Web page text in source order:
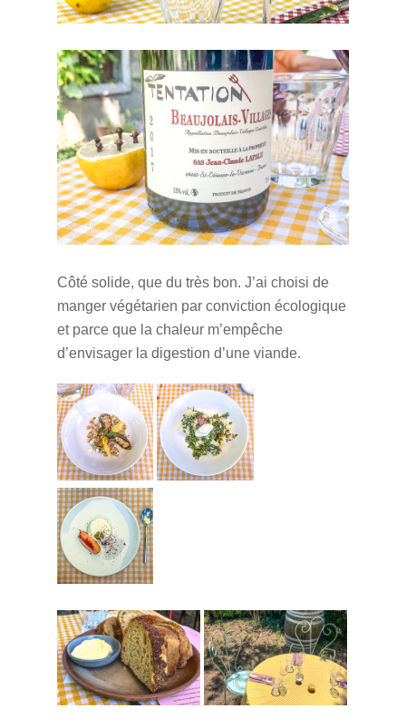
Côté solide, que du très bon. J’ai choisi de
manger végétarien par conviction écologique
et parce que la chaleur m’empêche
d’envisager la digestion d’une viande.